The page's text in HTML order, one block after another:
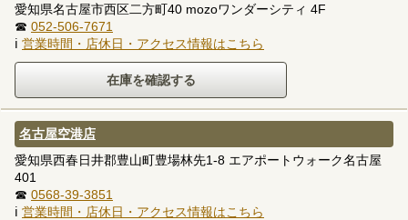
愛知県名古屋市西区二方町40 mozoワンダーシティ 4F
☎ 052-506-7671
ℹ 営業時間・店休日・アクセス情報はこちら
名古屋空港店
愛知県西春日井郡豊山町豊場林先1-8 エアポートウォーク名古屋
401
☎ 0568-39-3851
ℹ 営業時間・店休日・アクセス情報はこちら